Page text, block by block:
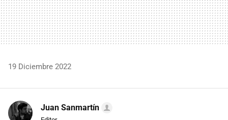
19 Diciembre 2022
Juan Sanmartín